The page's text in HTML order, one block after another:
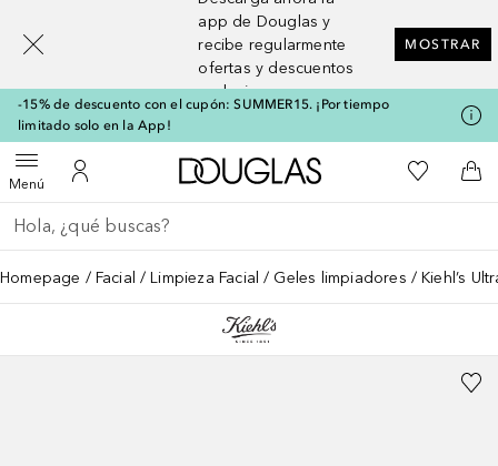
app de Douglas y
recibe regularmente
ofertas y descuentos
exclusivos
MOSTRAR
-15% de descuento con el cupón: SUMMER15. ¡Por tiempo
limitado solo en la App!
MenúAbrir menúMi cuenta
A Douglas HomeMi lista de
A
Regresar
Ejecutar búsqueda
Homepage Facial Limpieza Facial Geles limpiadores Kiehl’s
[navigation.slideout.screenreader]